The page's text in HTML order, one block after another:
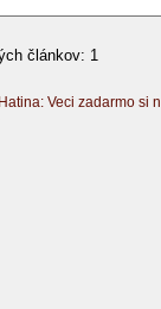
článkov: 1
Veci zadarmo si